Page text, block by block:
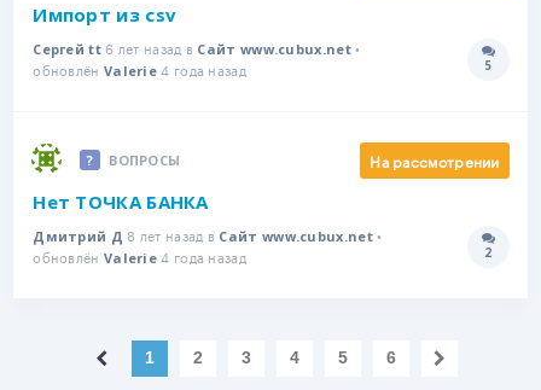
Импорт из csv
Сергей tt6 лет назад в Сайт www.cubux.net•
обновлён Valerie 4 года назад 5
ВОПРОСЫ На рассмотрении
Нет ТОЧКА БАНКА
Дмитрий Д 8 лет назад в Сайт www.cubux.net•
обновлён Valerie 4 года назад 2
1 2 3 4 5 6